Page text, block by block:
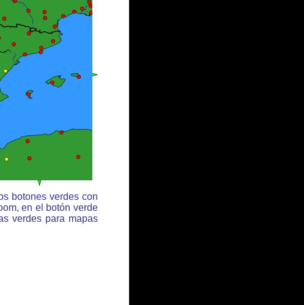
botones verdes con
en el botón verde
verdes para mapas